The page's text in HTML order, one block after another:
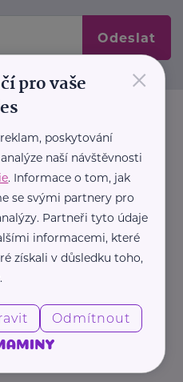
Odeslat
×
pro vaše
poskytování
naší návštěvnosti
. Informace o tom, jak
se svými partnery pro
Partneři tyto údaje
informacemi, které
získali v důsledku toho,
Odmítnout